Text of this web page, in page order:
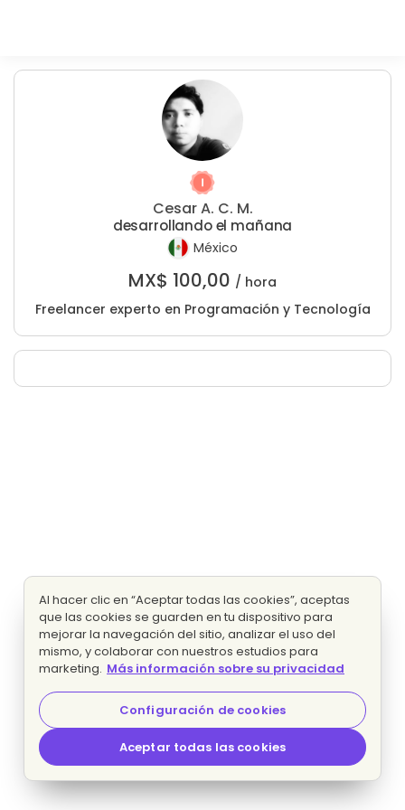
Cesar A. C. M.
desarrollando el mañana
México
MX$ 100,00 / hora
Freelancer experto en Programación y Tecnología
Al hacer clic en “Aceptar todas las cookies”, aceptas
que las cookies se guarden en tu dispositivo para
mejorar la navegación del sitio, analizar el uso del
mismo, y colaborar con nuestros estudios para
marketing. Más información sobre su privacidad
Configuración de cookies
Aceptar todas las cookies